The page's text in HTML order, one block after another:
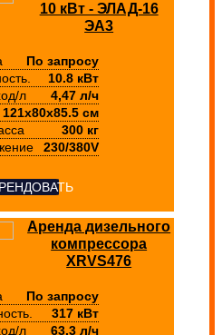
10 кВт - ЭЛАД-16
ЭА3
По запросу
10.8 кВт
л
4,47 л/ч
121x80x85.5 см
300 кг
230/380V
Аренда дизельного
компрессора
XRVS476
По запросу
317 кВт
л
63.3 л/ч